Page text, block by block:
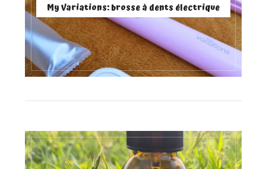
My Variations: brosse à dents électrique